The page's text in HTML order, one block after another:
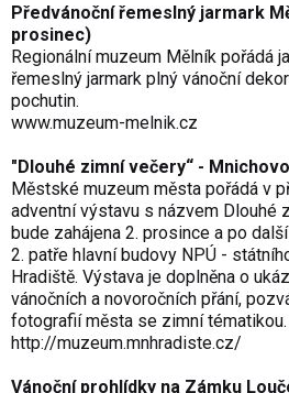
Předvánoční řemeslný jarmark
prosinec)
Regionální muzeum Mělník pořádá
řemeslný jarmark plný vánoční
pochutin.
www.muzeum-melnik.cz
"Dlouhé zimní večery“ -
Městské muzeum města pořádá v
adventní výstavu s názvem Dlouhé
bude zahájena 2. prosince a po
2. patře hlavní budovy NPÚ -
Hradiště. Výstava je doplněna o
vánočních a novoročních přání,
fotografií města se zimní tématikou.
http://muzeum.mnhradiste.cz/
Vánoční prohlídky na Zámku